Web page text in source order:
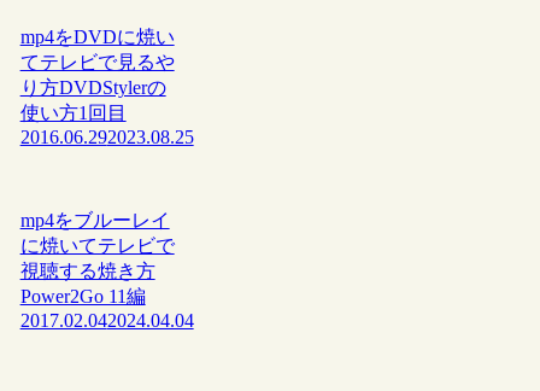
mp4をDVDに焼い
てテレビで見るや
り方DVDStylerの
使い方1回目
2016.06.292023.08.25
mp4をブルーレイ
に焼いてテレビで
視聴する焼き方
Power2Go 11編
2017.02.042024.04.04